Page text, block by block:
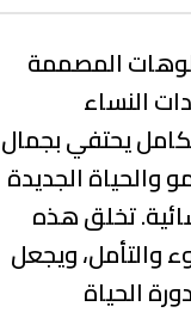
المصممة
النساء
يحتفي بجمال
والحياة الجديدة
. تخلق هذه
والتأمل، ويجعل
الحياة